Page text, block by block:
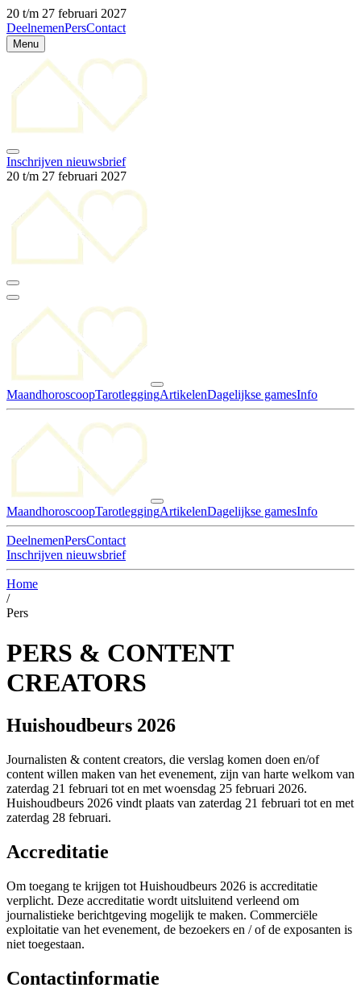
20 t/m 27 februari 2027
DeelnemenPersContact
Menu
Inschrijven nieuwsbrief
20 t/m 27 februari 2027
MaandhoroscoopTarotleggingArtikelenDagelijkse gamesInfo
MaandhoroscoopTarotleggingArtikelenDagelijkse gamesInfo
DeelnemenPersContact
Inschrijven nieuwsbrief
Home
/
Pers
PERS & CONTENT
CREATORS
Huishoudbeurs 2026
Journalisten & content creators, die verslag komen doen en/of
content willen maken van het evenement, zijn van harte welkom van
zaterdag 21 februari tot en met woensdag 25 februari 2026.
Huishoudbeurs 2026 vindt plaats van zaterdag 21 februari tot en met
zaterdag 28 februari.
Accreditatie
Om toegang te krijgen tot Huishoudbeurs 2026 is accreditatie
verplicht. Deze accreditatie wordt uitsluitend verleend om
journalistieke berichtgeving mogelijk te maken. Commerciële
exploitatie van het evenement, de bezoekers en / of de exposanten is
niet toegestaan.
Contactinformatie